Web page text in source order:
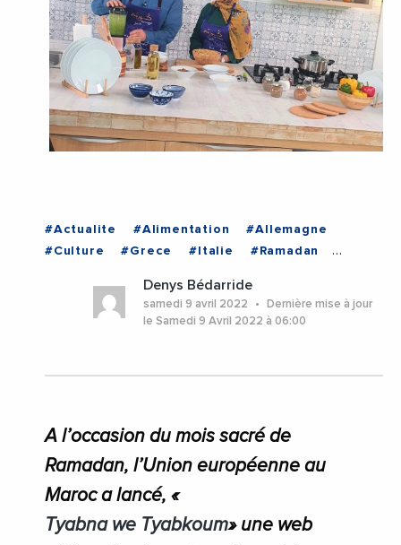
#Actualite #Alimentation
#Allemagne
#Culture
#Grece #Italie
#Ramadan
#EchangesMediterraneens
#France
#MAROC
Denys Bédarride
samedi 9 avril 2022
Dernière mise à jour
le Samedi 9 Avril 2022 à 06:00
A l’occasion du mois sacré de
Ramadan, l’Union européenne au
Maroc a lancé, «
Tyabna we Tyabkoum» une web